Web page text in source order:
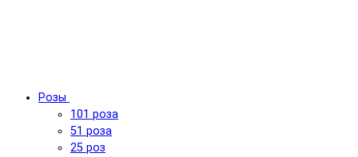
Розы
101 роза
51 роза
25 роз